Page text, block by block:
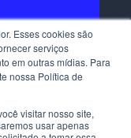
Esses cookies são
serviços
em outras mídias. Para
nossa Política de
visitar nosso site,
usar apenas
reservados.